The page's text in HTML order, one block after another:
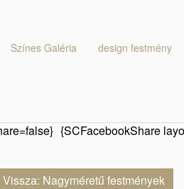
Színes Galéria design festmény
{SCFacebookShare
Vissza: Nagyméretű festmények